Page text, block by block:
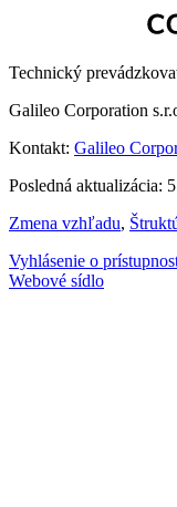
Technický
Galileo Corporation
Kontakt: Galileo
Posledná aktualizácia:
Zmena vzhľadu,
Vyhlásenie o
Webové sídlo